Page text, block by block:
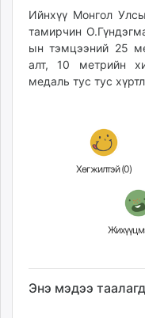
ugluu.mn
urlag.mn
unen.mn
asu.mn
tvmongolia.mn
Ийнхүү Монгол
тамирчин
ын тэмцээний 25
алт, 10 метрийн
медаль тус тус
Хөгжилтэй (0)
Энэ мэдээ